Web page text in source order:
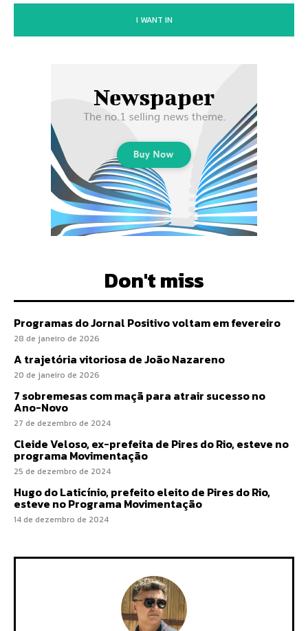
I WANT IN
Don't miss
Programas do Jornal Positivo voltam em fevereiro
28 de janeiro de 2026
A trajetória vitoriosa de João Nazareno
20 de janeiro de 2026
7 sobremesas com maçã para atrair sucesso no
Ano-Novo
27 de dezembro de 2024
Cleide Veloso, ex-prefeita de Pires do Rio, esteve no
programa Movimentação
25 de dezembro de 2024
Hugo do Laticínio, prefeito eleito de Pires do Rio,
esteve no Programa Movimentação
14 de dezembro de 2024